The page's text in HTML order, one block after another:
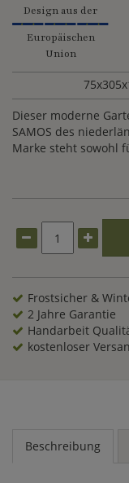
Design aus der
Europäischen
Union
Dieser moderne
SAMOS des
Marke steht sowohl
und in das Grün
Prozess versiegelt
geschützt. Weiterhin
dem Möbelstück
anhaben können.
setzen, finden sie in
GARTENTRAUM
elegante
Frostsicher &
2 Jahre Garantie
Handarbeit
kostenloser
Beschreibung